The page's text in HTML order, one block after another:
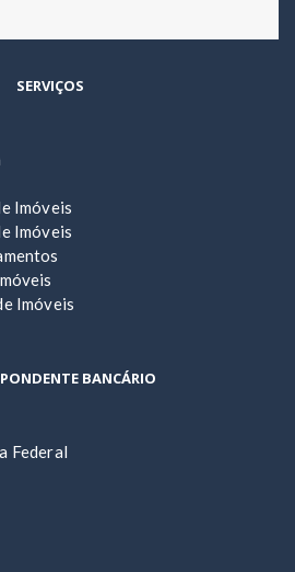
SERVIÇOS
Imóveis
Imóveis
Imóveis
BANCÁRIO
Federal